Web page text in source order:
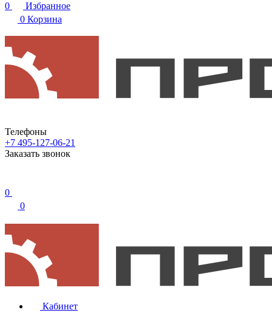
0
Избранное
0 Корзина
Телефоны
+7 495-127-06-21
Заказать звонок
0
0
Кабинет